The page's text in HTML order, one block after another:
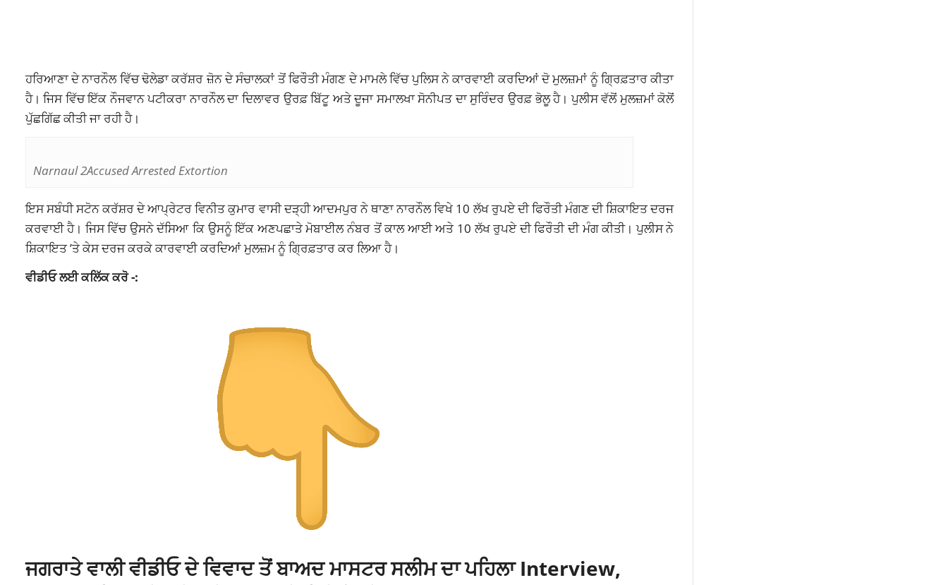
ਹਰਿਆਣਾ ਦੇ ਨਾਰਨੌਲ ਵਿੱਚ ਢੋਲੇਡਾ ਕਰੱਸ਼ਰ ਜ਼ੋਨ ਦੇ ਸੰਚਾਲਕਾਂ ਤੋਂ ਫਿਰੌਤੀ ਮੰਗਣ ਦੇ ਮਾਮਲੇ ਵਿੱਚ ਪੁਲਿਸ ਨੇ ਕਾਰਵਾਈ ਕਰਦਿਆਂ ਦੋ ਮੁਲਜ਼ਮਾਂ ਨੂੰ ਗ੍ਰਿਫ਼ਤਾਰ ਕੀਤਾ
ਹੈ। ਜਿਸ ਵਿੱਚ ਇੱਕ ਨੌਜਵਾਨ ਪਟੀਕਰਾ ਨਾਰਨੌਲ ਦਾ ਦਿਲਾਵਰ ਉਰਫ਼ ਬਿੱਟੂ ਅਤੇ ਦੂਜਾ ਸਮਾਲਖਾ ਸੋਨੀਪਤ ਦਾ ਸੁਰਿੰਦਰ ਉਰਫ਼ ਭੋਲੂ ਹੈ। ਪੁਲੀਸ ਵੱਲੋਂ ਮੁਲਜ਼ਮਾਂ ਕੋਲੋਂ
ਪੁੱਛਗਿੱਛ ਕੀਤੀ ਜਾ ਰਹੀ ਹੈ।
Narnaul 2Accused Arrested Extortion
ਇਸ ਸਬੰਧੀ ਸਟੋਨ ਕਰੱਸ਼ਰ ਦੇ ਆਪ੍ਰੇਟਰ ਵਿਨੀਤ ਕੁਮਾਰ ਵਾਸੀ ਦੜ੍ਹੀ ਆਦਮਪੁਰ ਨੇ ਥਾਣਾ ਨਾਰਨੌਲ ਵਿਖੇ 10 ਲੱਖ ਰੁਪਏ ਦੀ ਫਿਰੌਤੀ ਮੰਗਣ ਦੀ ਸ਼ਿਕਾਇਤ ਦਰਜ
ਕਰਵਾਈ ਹੈ। ਜਿਸ ਵਿੱਚ ਉਸਨੇ ਦੱਸਿਆ ਕਿ ਉਸਨੂੰ ਇੱਕ ਅਣਪਛਾਤੇ ਮੋਬਾਈਲ ਨੰਬਰ ਤੋਂ ਕਾਲ ਆਈ ਅਤੇ 10 ਲੱਖ ਰੁਪਏ ਦੀ ਫਿਰੌਤੀ ਦੀ ਮੰਗ ਕੀਤੀ। ਪੁਲੀਸ ਨੇ
ਸ਼ਿਕਾਇਤ’ਤੇ ਕੇਸ ਦਰਜ ਕਰਕੇ ਕਾਰਵਾਈ ਕਰਦਿਆਂ ਮੁਲਜ਼ਮ ਨੂੰ ਗ੍ਰਿਫ਼ਤਾਰ ਕਰ ਲਿਆ ਹੈ।
ਵੀਡੀਓ ਲਈ ਕਲਿੱਕ ਕਰੋ -:
ਜਗਰਾਤੇ ਵਾਲੀ ਵੀਡੀਓ ਦੇ ਵਿਵਾਦ ਤੋਂ ਬਾਅਦ ਮਾਸਟਰ ਸਲੀਮ ਦਾ ਪਹਿਲਾ Interview,